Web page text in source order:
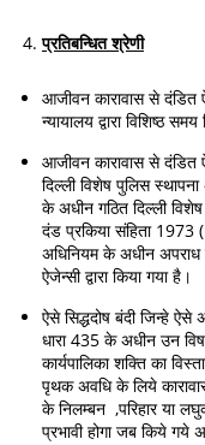
प्रतिबन्धितश्रेणी
आजीवन कारावास से दंडित
न्यायालय द्वारा विशिष्ठ
आजीवन कारावास से दंडित
दिल्ली विशेष पुलिस
के अधीन गठित दिल्ली विशेष
दंड प्रकिया संहिता 1973
अधिनियम के अधीन
ऐजेन्सी द्वारा किया गया है।
ऐसे सिद्धदोष बंदी जिन्हे ऐसे
धारा 435 के अधीन उन
कार्यपालिका शक्ति का
पृथक अवधि के लिये
के निलम्बन ,परिहार या
प्रभावी होगा जब किये गये